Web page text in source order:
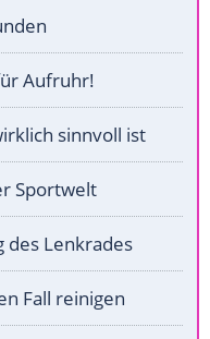
Aufruhr!
sinnvoll ist
Sportwelt
des Lenkrades
Fall reinigen